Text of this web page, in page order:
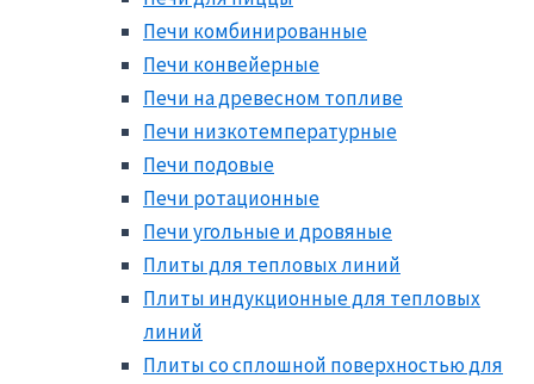
Печи комбинированные
Печи конвейерные
Печи на древесном топливе
Печи низкотемпературные
Печи подовые
Печи ротационные
Печи угольные и дровяные
Плиты для тепловых линий
Плиты индукционные для тепловых
линий
Плиты со сплошной поверхностью для